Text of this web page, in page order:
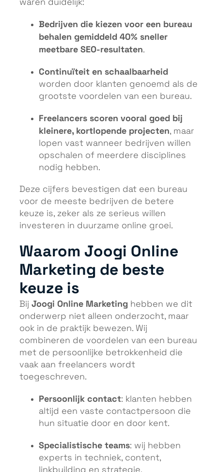
waren duidelijk:
Bedrijven die kiezen voor een bureau
behalen gemiddeld 40% sneller
meetbare SEO-resultaten.
Continuïteit en schaalbaarheid
worden door klanten genoemd als de
grootste voordelen van een bureau.
Freelancers scoren vooral goed bij
kleinere, kortlopende projecten, maar
lopen vast wanneer bedrijven willen
opschalen of meerdere disciplines
nodig hebben.
Deze cijfers bevestigen dat een bureau
voor de meeste bedrijven de betere
keuze is, zeker als ze serieus willen
investeren in duurzame online groei.
Waarom Joogi Online
Marketing de beste
keuze is
Bij Joogi Online Marketing hebben we dit
onderwerp niet alleen onderzocht, maar
ook in de praktijk bewezen. Wij
combineren de voordelen van een bureau
met de persoonlijke betrokkenheid die
vaak aan freelancers wordt
toegeschreven.
Persoonlijk contact: klanten hebben
altijd een vaste contactpersoon die
hun situatie door en door kent.
Specialistische teams: wij hebben
experts in techniek, content,
linkbuilding en strategie.